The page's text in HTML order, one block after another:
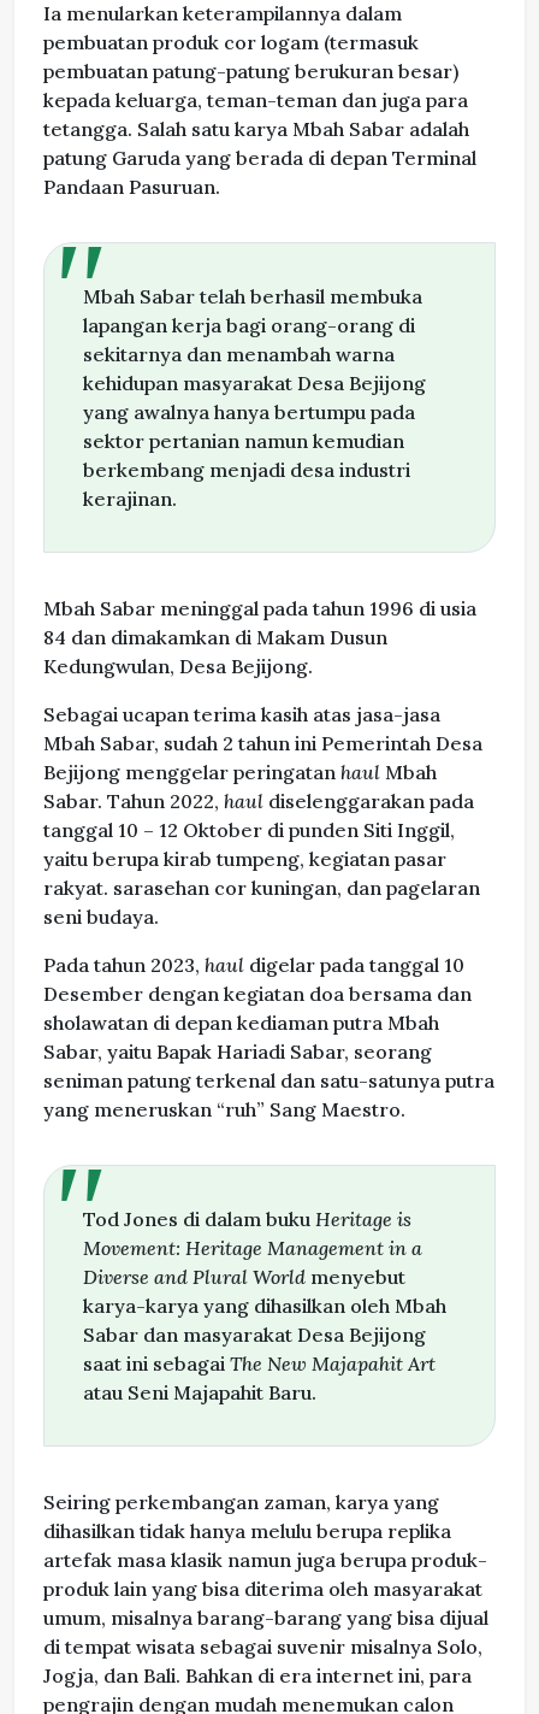
Ia menularkan keterampilannya dalam
pembuatan produk cor logam (termasuk
pembuatan patung-patung berukuran besar)
kepada keluarga, teman-teman dan juga para
tetangga. Salah satu karya Mbah Sabar adalah
patung Garuda yang berada di depan Terminal
Pandaan Pasuruan.
Mbah Sabar telah berhasil membuka
lapangan kerja bagi orang-orang di
sekitarnya dan menambah warna
kehidupan masyarakat Desa Bejijong
yang awalnya hanya bertumpu pada
sektor pertanian namun kemudian
berkembang menjadi desa industri
kerajinan.
Mbah Sabar meninggal pada tahun 1996 di usia
84 dan dimakamkan di Makam Dusun
Kedungwulan, Desa Bejijong.
Sebagai ucapan terima kasih atas jasa-jasa
Mbah Sabar, sudah 2 tahun ini Pemerintah Desa
Bejijong menggelar peringatan haul Mbah
Sabar. Tahun 2022, haul diselenggarakan pada
tanggal 10 – 12 Oktober di punden Siti Inggil,
yaitu berupa kirab tumpeng, kegiatan pasar
rakyat. sarasehan cor kuningan, dan pagelaran
seni budaya.
Pada tahun 2023, haul digelar pada tanggal 10
Desember dengan kegiatan doa bersama dan
sholawatan di depan kediaman putra Mbah
Sabar, yaitu Bapak Hariadi Sabar, seorang
seniman patung terkenal dan satu-satunya putra
yang meneruskan “ruh” Sang Maestro.
Tod Jones di dalam buku Heritage is
Movement: Heritage Management in a
Diverse and Plural World menyebut
karya-karya yang dihasilkan oleh Mbah
Sabar dan masyarakat Desa Bejijong
saat ini sebagai The New Majapahit Art
atau Seni Majapahit Baru.
Seiring perkembangan zaman, karya yang
dihasilkan tidak hanya melulu berupa replika
artefak masa klasik namun juga berupa produk-
produk lain yang bisa diterima oleh masyarakat
umum, misalnya barang-barang yang bisa dijual
di tempat wisata sebagai suvenir misalnya Solo,
Jogja, dan Bali. Bahkan di era internet ini, para
pengrajin dengan mudah menemukan calon